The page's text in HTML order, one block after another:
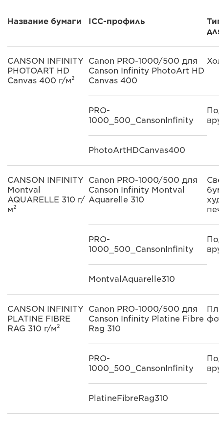
Название бумаги ICC-профиль
CANSON INFINITY
PHOTOART HD
Canvas 400 г/м²
Canon PRO-1000/500 для
Canson Infinity PhotoArt HD
Canvas 400
PRO-
1000_500_CansonInfinity
PhotoArtHDCanvas400
CANSON INFINITY
Montval
AQUARELLE 310 г/
м²
Canon PRO-1000/500 для
Canson Infinity Montval
Aquarelle 310
PRO-
1000_500_CansonInfinity
MontvalAquarelle310
CANSON INFINITY
PLATINE FIBRE
RAG 310 г/м²
Canon PRO-1000/500 для
Canson Infinity Platine Fibre
Rag 310
PRO-
1000_500_CansonInfinity
PlatineFibreRag310